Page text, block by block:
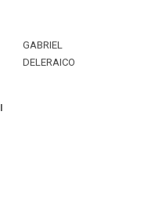
GABRIEL
DELERAICO